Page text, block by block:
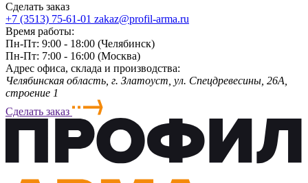
Сделать заказ
+7 (3513) 75-61-01 zakaz@profil-arma.ru
Время работы:
Пн-Пт: 9:00 - 18:00 (Челябинск)
Пн-Пт: 7:00 - 16:00 (Москва)
Адрес офиса, склада и производства:
Челябинская область, г. Злaтoycт, ул. Спецдревесины, 26А,
строение 1
Сделать заказ